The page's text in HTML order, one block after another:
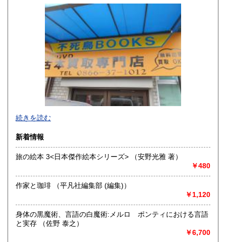
300円 広島県
300円 徳島県
300円 愛媛県
300円 福岡県
300円 長崎県
熊本県
宮崎県
沖縄県 300円
不死鳥BOOKSでは、書籍だけでなくCD、DVD、レコード、
ゲーム、おもちゃ、骨董品まであらゆるものの買い取りがで
にお問い合わせください。出張費は、無料です。
沿線名：伯備線・桃太郎線(吉備線)
営業時間：9時から17時
定休日：年中無休
書籍の買取について
不死鳥BOOKSでは、書籍だけでなくCD、DVD、レコード、
ゲーム、おもちゃ、骨董品まであらゆるものの買い取りがで
続きを読む
新着情報
旅の絵本 3<日本傑作絵本シリーズ> （安野光雅 著）
￥480
作家と珈琲 （平凡社編集部 (編集)）
￥1,120
身体の黒魔術、言語の白魔術:メルロ゠ポンティにおける言語
と実存 （佐野 泰之）
￥6,700